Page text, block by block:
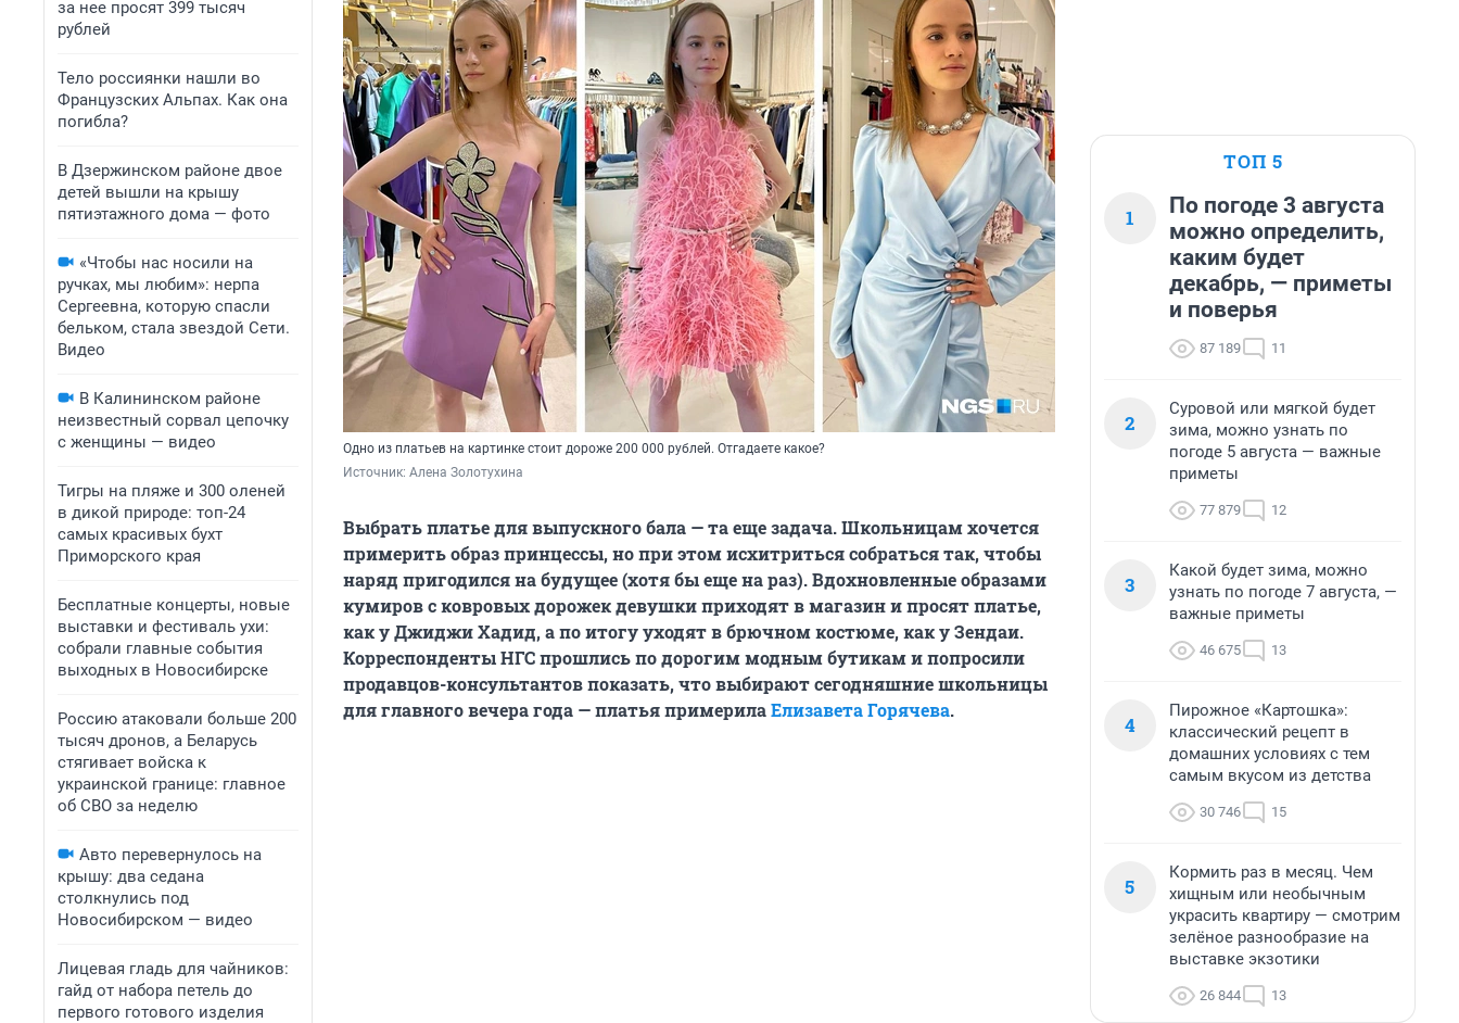
за нее просят 399 тысяч
рублей
Тело россиянки нашли во
Французских Альпах. Как она
погибла?
В Дзержинском районе двое
детей вышли на крышу
пятиэтажного дома — фото
«Чтобы нас носили на
ручках, мы любим»: нерпа
Сергеевна, которую спасли
бельком, стала звездой Сети.
Видео
В Калининском районе
неизвестный сорвал цепочку
с женщины — видео
Тигры на пляже и 300 оленей
в дикой природе: топ-24
самых красивых бухт
Приморского края
Бесплатные концерты, новые
выставки и фестиваль ухи:
собрали главные события
выходных в Новосибирске
Россию атаковали больше 200
тысяч дронов, а Беларусь
стягивает войска к
украинской границе: главное
об СВО за неделю
Авто перевернулось на
крышу: два седана
столкнулись под
Новосибирском — видео
Лицевая гладь для чайников:
гайд от набора петель до
первого готового изделия
Одно из платьев на картинке стоит дороже 200 000 рублей. Отгадаете какое?
Источник: Алена Золотухина
Выбрать платье для выпускного бала — та еще задача. Школьницам хочется
примерить образ принцессы, но при этом исхитриться собраться так, чтобы
наряд пригодился на будущее (хотя бы еще на раз). Вдохновленные образами
кумиров с ковровых дорожек девушки приходят в магазин и просят платье,
как у Джиджи Хадид, а по итогу уходят в брючном костюме, как у Зендаи.
Корреспонденты НГС прошлись по дорогим модным бутикам и попросили
продавцов-консультантов показать, что выбирают сегодняшние школьницы
для главного вечера года — платья примерилаЕлизавета Горячева.
ТОП 5
1
По погоде 3 августа
можно определить,
каким будет
декабрь, — приметы
и поверья
87 189 11
2
Суровой или мягкой будет
зима, можно узнать по
погоде 5 августа — важные
приметы
77 879 12
3
Какой будет зима, можно
узнать по погоде 7 августа, —
важные приметы
46 675 13
4
Пирожное «Картошка»:
классический рецепт в
домашних условиях с тем
самым вкусом из детства
30 746 15
5
Кормить раз в месяц. Чем
хищным или необычным
украсить квартиру — смотрим
зелёное разнообразие на
выставке экзотики
26 844 13